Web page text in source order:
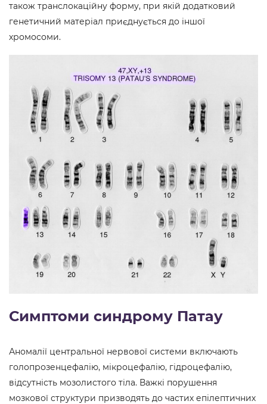
також транслокаційну форму, при якій додатковий
генетичний матеріал приєднується до іншої
хромосоми.
Симптоми синдрому Патау
Аномалії центральної нервової системи включають
голопрозенцефалію, мікроцефалію, гідроцефалію,
відсутність мозолистого тіла. Важкі порушення
мозкової структури призводять до частих епілептичних